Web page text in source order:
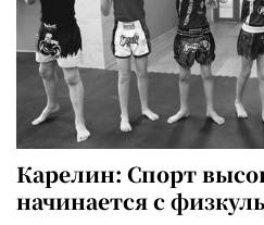
Карелин: Спорт
начинается с